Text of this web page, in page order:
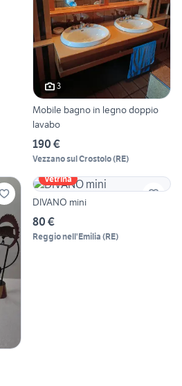
3
Mobile bagno in legno doppio
lavabo
190 €
Vezzano sul Crostolo(RE)
Vetrina
DIVANO mini
80 €
Reggio nell'Emilia (RE)